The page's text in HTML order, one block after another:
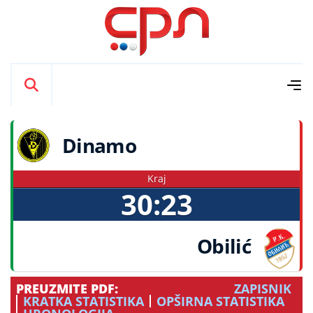
Dinamo
Kraj
30:23
Obilić
PREUZMITE PDF: ZAPISNIK
KRATKA STATISTIKA OPŠIRNA STATISTIKA